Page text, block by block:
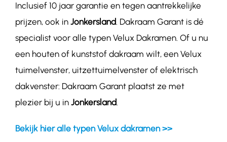
Inclusief 10 jaar garantie en tegen aantrekkelijke
prijzen, ook in Jonkersland. Dakraam Garant is dé
specialist voor alle typen Velux Dakramen. Of u nu
een houten of kunststof dakraam wilt, een Velux
tuimelvenster, uitzettuimelvenster of elektrisch
dakvenster: Dakraam Garant plaatst ze met
plezier bij u in Jonkersland.
Bekijk hier alle typen Velux dakramen >>